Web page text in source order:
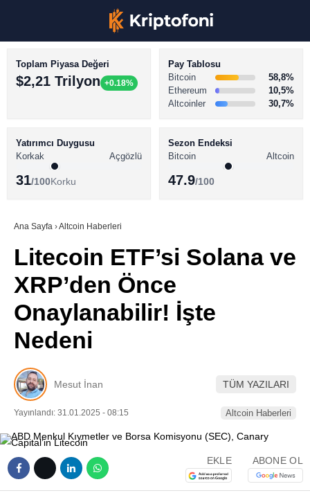
Youtube
BİTCOİN HABERLERİ
ALTCOİN HABERLERİ
SÖZLÜK
Toplam Piyasa Değeri
$2,21 Trilyon +0.18%
Pay Tablosu
Bitcoin
58,8%
Ethereum
10,5%
Altcoinler
30,7%
Yatırımcı Duygusu
Korkak
Açgözlü
31/100Korku
Sezon Endeksi
Bitcoin
Altcoin
47.9/100
Ana Sayfa ›Altcoin Haberleri
Litecoin ETF’si Solana ve
XRP’den Önce
Onaylanabilir! İşte
Nedeni
Mesut İnan TÜM YAZILARI
Yayınlandı: 31.01.2025 - 08:15 Altcoin Haberleri
EKLE ABONE OL